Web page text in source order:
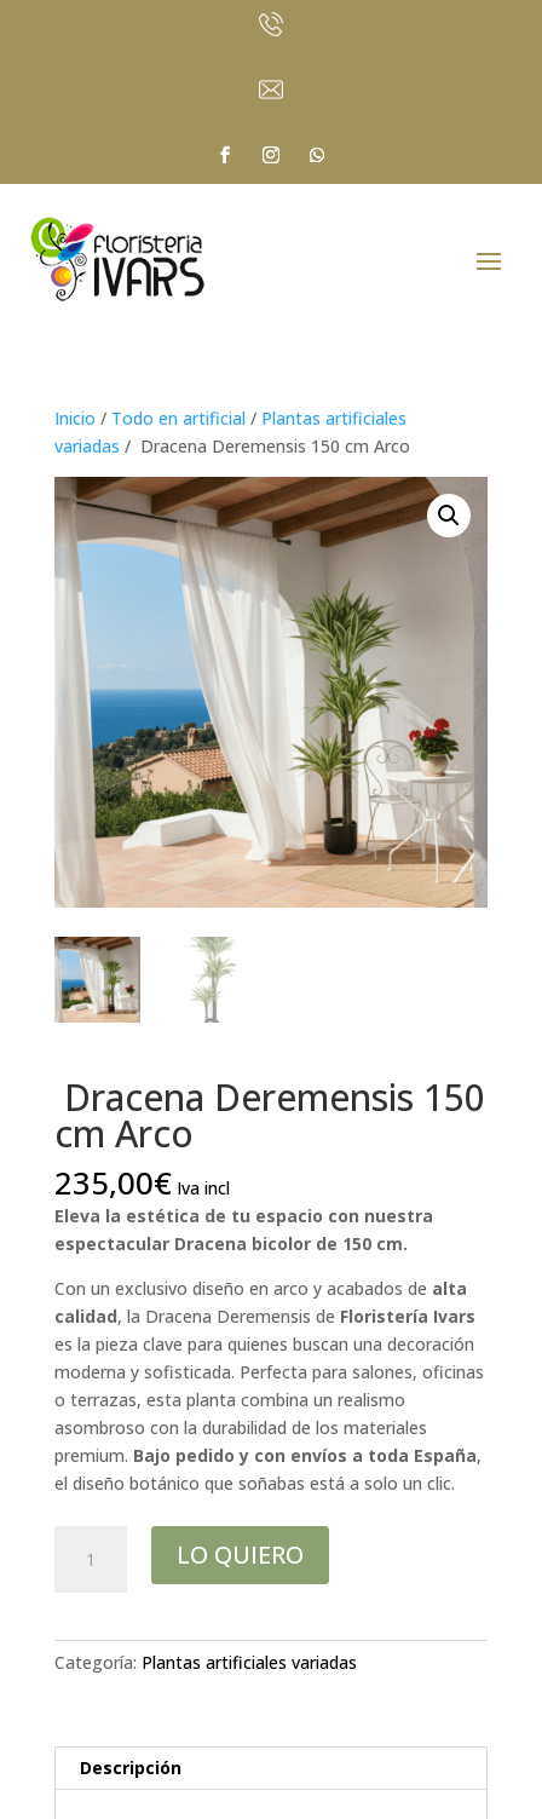
Inicio / Todo en artificial / Plantas artificiales
variadas / Dracena Deremensis 150 cm Arco
Dracena Deremensis 150
cm Arco
235,00€ Iva incl
Eleva la estética de tu espacio con nuestra
espectacular Dracena bicolor de 150 cm.
Con un exclusivo diseño en arco y acabados de alta
calidad, la Dracena Deremensis de Floristería Ivars
es la pieza clave para quienes buscan una decoración
moderna y sofisticada. Perfecta para salones, oficinas
o terrazas, esta planta combina un realismo
asombroso con la durabilidad de los materiales
premium. Bajo pedido y con envíos a toda España,
el diseño botánico que soñabas está a solo un clic.
Deremensis
cantidad
LO QUIERO
Categoría: Plantas artificiales variadas
Descripción